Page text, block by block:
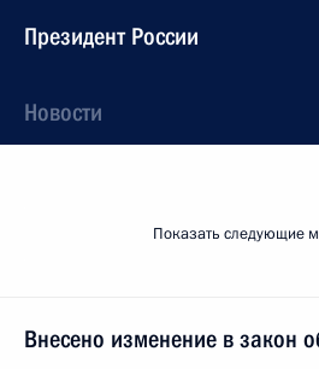
Президент России
Новости
Показать следующие
Внесено изменение в закон